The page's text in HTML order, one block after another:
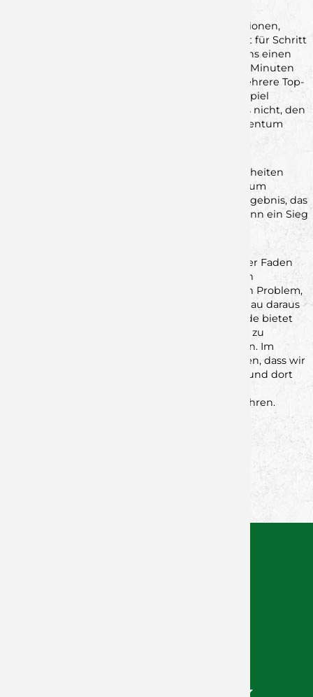
Trotzdem gelang es uns durch einige starke Aktionen,
sowohl im Angriff als auch in der Abwehr, Schritt für Schritt
die Kontrolle zu übernehmen. So konnten wir uns einen
kleinen Vorsprung herausspielen und rund fünf Minuten
vor Schluss mit vier Toren in Führung gehen. Mehrere Top-
Chancen boten sich uns anschließend, um das Spiel
endgültig zu entscheiden. Doch wir schafften es nicht, den
entscheidenden Treffer zu setzen und das Momentum
Hochfranken nutzte die sich bietenden Gelegenheiten
eiskalt, erzielte Tor um Tor und kam schließlich zum
Ausgleich. So endete die Partie mit 32:32 – ein Ergebnis, das
sich für uns wie ein verlorener Punkt anfühlt, denn ein Sieg
entscheidenden Phasen, ziehen sich wie ein roter Faden
durch die bisherigen Spiele. Bereits beim letzten
Unentschieden standen wir vor einem ähnlichen Problem,
weshalb wir nun erneut versuchen müssen, genau daraus
zu lernen. Das kommende spielfreie Wochenende bietet
uns die Möglichkeit, intensiv an diesen Punkten zu
arbeiten und die notwendigen Schritte zu gehen. Im
letzten Spiel dieses Jahres wollen wir dann zeigen, dass wir
verdient in der oberen Tabellenregion stehen – und dort
Jahresabschluss noch einmal einen Sieg einzufahren.